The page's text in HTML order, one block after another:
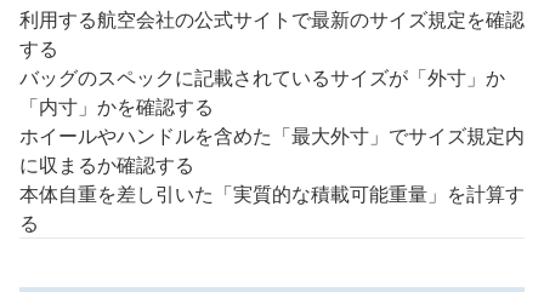
利用する航空会社の公式サイトで最新のサイズ規定を確認
する
バッグのスペックに記載されているサイズが「外寸」か
「内寸」かを確認する
ホイールやハンドルを含めた「最大外寸」でサイズ規定内
に収まるか確認する
本体自重を差し引いた「実質的な積載可能重量」を計算す
る